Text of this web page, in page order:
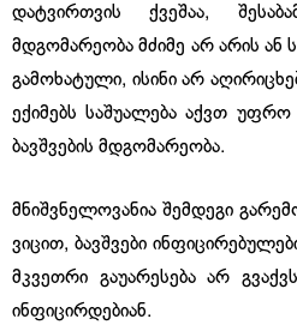
დატვირთვის ქვეშაა,
მდგომარეობა მძიმე არ არის ან
გამოხატული, ისინი არ
ექიმებს საშუალება აქვთ
ბავშვების მდგომარეობა.
მნიშვნელოვანია შემდეგი
ვიცით, ბავშვები
მკვეთრი გაუარესება არ
ინფიცირდებიან.